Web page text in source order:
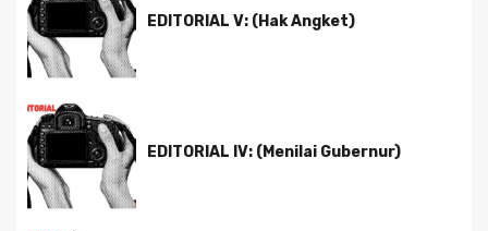
EDITORIAL V: (Hak Angket)
EDITORIAL IV: (Menilai Gubernur)